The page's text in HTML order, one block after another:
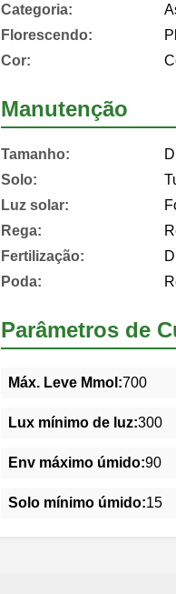
Categoria:
Florescendo:
Cor:
Manutenção
Tamanho:
Solo:
Luz solar:
Rega:
Fertilização:
Poda:
Parâmetros de
Máx. Leve Mmol:700
Lux mínimo de luz:300
Env máximo úmido:90
Solo mínimo úmido:15